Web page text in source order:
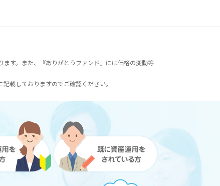
す。また、『ありがとうファンド』には価格の変動等
載しておりますのでご確認ください。